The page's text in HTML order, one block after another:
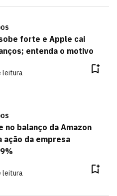
forte e Apple cai
entenda o motivo
leitura
no balanço da Amazon
ação da empresa
leitura